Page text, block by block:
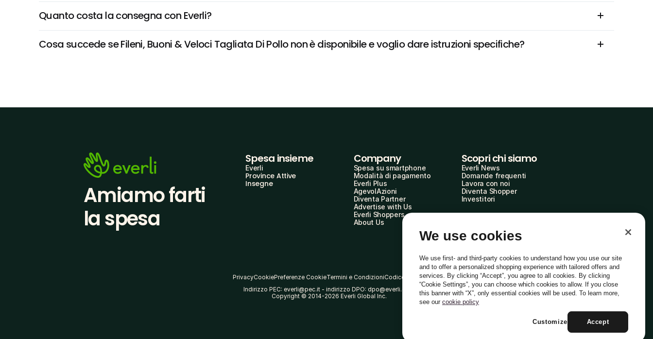
Quanto costa la consegna con Everli?
Cosa succede se Fileni, Buoni & Veloci Tagliata Di Pollo non è disponibile e voglio dare istruzioni specifiche?
Amiamo farti
la spesa
Spesa insieme
Everli
Province Attive
Insegne
Company
Spesa su smartphone
Modalità di pagamento
Everli Plus
AgevolAzioni
Diventa Partner
Advertise with Us
Everli Shoppers
About Us
Scopri chi siamo
Everli News
Domande frequenti
Lavora con noi
Diventa Shopper
Investitori
PrivacyCookiePreferenze CookieTermini e CondizioniCodice Etico
Indirizzo PEC: everli@pec.it - indirizzo DPO: dpo@everli.com
Copyright © 2014-2026 Everli Global Inc.
Italiano
We use cookies
We use first- and third-party cookies to understand how you use our site
and to offer a personalized shopping experience with tailored offers and
services. By clicking “Accept”, you agree to all cookies. By clicking
“Cookie Settings”, you can choose which cookies to allow. If you close
this banner with “X”, only essential cookies will be used. To learn more,
see our cookie policy
Accept
Customize